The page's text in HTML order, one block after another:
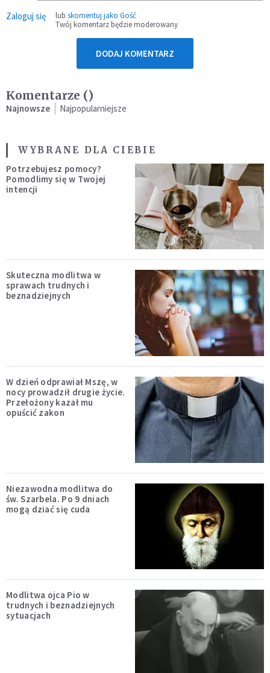
Zaloguj się lub skomentuj jako Gość
Twój komentarz będzie moderowany
DODAJ KOMENTARZ
Komentarze ()
Najnowsze Najpopularniejsze
WYBRANE DLA CIEBIE
Potrzebujesz pomocy?
Pomodlimy się w Twojej
intencji
Skuteczna modlitwa w
sprawach trudnych i
beznadziejnych
W dzień odprawiał Mszę, w
nocy prowadził drugie życie.
Przełożony kazał mu
opuścić zakon
Niezawodna modlitwa do
św. Szarbela. Po 9 dniach
mogą dziać się cuda
Modlitwa ojca Pio w
trudnych i beznadziejnych
sytuacjach